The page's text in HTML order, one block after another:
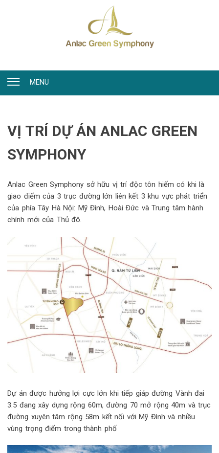
MENU
VỊ TRÍ DỰ ÁN ANLAC GREEN
SYMPHONY
Anlac Green Symphony sở hữu vị trí độc tôn hiếm có khi là
giao điểm của 3 trục đường lớn liên kết 3 khu vực phát triển
của phía Tây Hà Nội: Mỹ Đình, Hoài Đức và Trung tâm hành
chính mới của Thủ đô.
Dự án được hưởng lợi cực lớn khi tiếp giáp đường Vành đai
3.5 đang xây dựng rộng 60m, đường 70 mở rộng 40m và trục
đường xuyên tâm rộng 58m kết nối với Mỹ Đình và nhiều
vùng trọng điểm trong thành phố